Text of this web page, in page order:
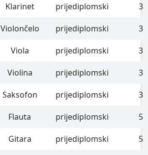
Klarinet prijediplomski 3
Violončelo prijediplomski 3
Viola prijediplomski 3
Violina prijediplomski 3
Saksofon prijediplomski 3
Flauta prijediplomski 5
Gitara prijediplomski 5